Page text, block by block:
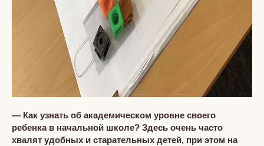
— Как узнать об академическом уровне своего
ребенка в начальной школе? Здесь очень часто
хвалят удобных и старательных детей, при этом на